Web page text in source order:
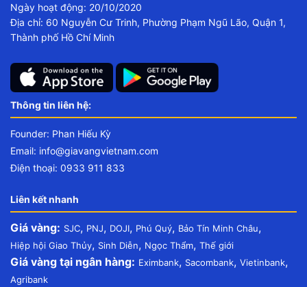
Ngày hoạt động: 20/10/2020
Địa chỉ: 60 Nguyễn Cư Trinh, Phường Phạm Ngũ Lão, Quận 1,
Thành phố Hồ Chí Minh
Thông tin liên hệ:
Founder: Phan Hiếu Kỳ
Email: info@giavangvietnam.com
Điện thoại: 0933 911 833
Liên kết nhanh
Giá vàng: SJC, PNJ, DOJI, Phú Quý, Bảo Tín Minh Châu,
Hiệp hội Giao Thủy, Sinh Diễn, Ngọc Thẩm, Thế giới
Giá vàng tại ngân hàng: Eximbank, Sacombank, Vietinbank,
Agribank